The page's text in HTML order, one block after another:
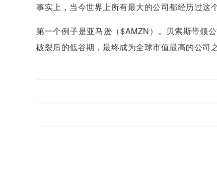
事实上，当今世界上所有最大的公司都经历过这个
第一个例子是亚马逊（$AMZN）。贝索斯带领
破裂后的低谷期，最终成为全球市值最高的公司之